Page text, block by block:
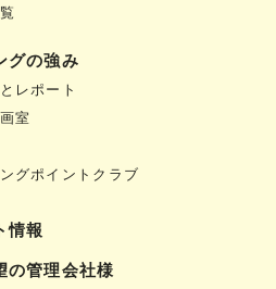
グの強み
レポート
室
グポイントクラブ
情報
の管理会社様